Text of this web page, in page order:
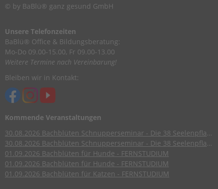
© by BaBlü® ganz gesund GmbH
Unsere Telefonzeiten
BaBlü® Office & Bildungsberatung:
Mo-Do 09.00-15.00, Fr 09.00-13.00
Weitere Termine nach Vereinbarung!
Bleiben wir in Kontakt:
Kommende Veranstaltungen
30.08.2026 Bachblüten Schnupperseminar - Die 38 Seelenpflanzen nach Dr. Edward Bach
30.08.2026 Bachblüten Schnupperseminar - Die 38 Seelenpflanzen nach Dr. Edward Bach
01.09.2026 Bachblüten für Hunde - FERNSTUDIUM
01.09.2026 Bachblüten für Hunde - FERNSTUDIUM
01.09.2026 Bachblüten für Katzen - FERNSTUDIUM